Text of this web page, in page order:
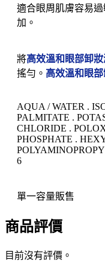
適合眼周肌膚容易
加。
將高效溫和眼部卸妝
搖勻。 高效溫和眼
AQUA / WATER .
PALMITATE .
CHLORIDE .
PHOSPHATE .
6
單一容量販售
商品評價
目前沒有評價。